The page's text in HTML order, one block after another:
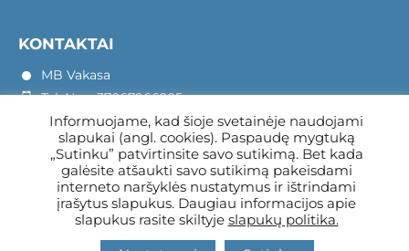
KONTAKTAI
MB Vakasa
Tel. Nr.: +37067966205
Rotušės A. 16, Kretinga 97140
Informuojame, kad šioje svetainėje naudojami
slapukai (angl. cookies). Paspaudę mygtuką
„Sutinku” patvirtinsite savo sutikimą. Bet kada
galėsite atšaukti savo sutikimą pakeisdami
interneto naršyklės nustatymus ir ištrindami
įrašytus slapukus. Daugiau informacijos apie
slapukus rasite skiltyje slapukų politika.